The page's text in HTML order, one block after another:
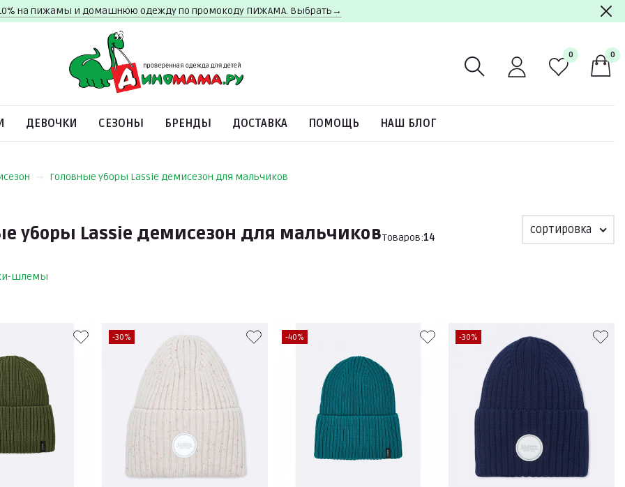
на пижамы и домашнюю одежду по промокоду ПИЖАМА. Выбрать→
0 0
ДЕВОЧКИ СЕЗОНЫ БРЕНДЫ ДОСТАВКА ПОМОЩЬ НАШ БЛОГ
Головные уборы Lassie демисезон для мальчиков
уборы Lassie демисезон для мальчиковТоваров:14
сортировка
шлемы
-30% -40% -30%